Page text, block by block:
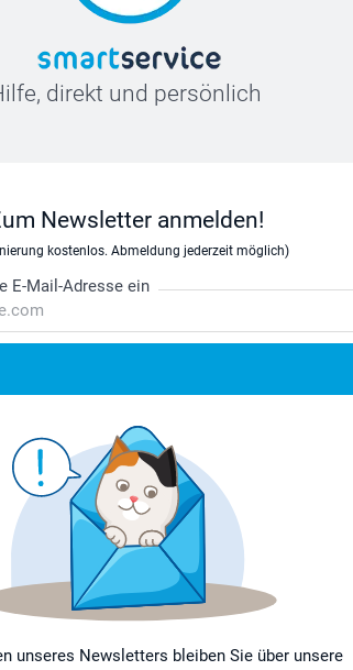
direkt und persönlich
Newsletter anmelden!
kostenlos. Abmeldung jederzeit möglich)
E-Mail-Adresse ein
unseres Newsletters bleiben Sie über unsere